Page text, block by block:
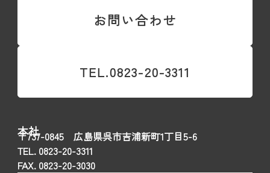
お問い合わせ
TEL.0823-20-3311
本社
〒737-0845 広島県呉市吉浦新町1丁目5-6
TEL. 0823-20-3311
FAX. 0823-20-3030